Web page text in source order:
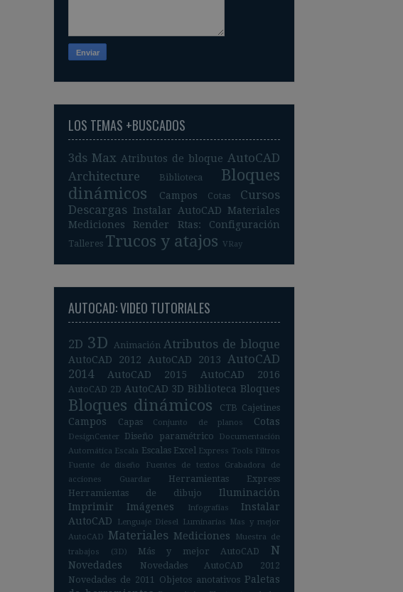
LOS TEMAS +BUSCADOS
3ds Max Atributos de bloque AutoCAD
Architecture
Biblioteca
Bloques
dinámicos
Campos Cotas
Cursos
Descargas Instalar AutoCAD
Materiales
Mediciones
Render Rtas: Configuración
Talleres Trucos y atajos VRay
AUTOCAD: VIDEO TUTORIALES
2D 3D Animación Atributos de bloque
AutoCAD 2012 AutoCAD 2013
AutoCAD
2014
AutoCAD 2015 AutoCAD 2016
AutoCAD 2D AutoCAD 3D Biblioteca Bloques
Bloques dinámicos CTB Cajetines
Campos Capas Conjunto de planos Cotas
DesignCenter Diseño paramétrico
Documentación
Automática Escala Escalas Excel Express Tools Filtros
Fuente de diseño
Fuentes de textos
Grabadora de
acciones
Guardar
Herramientas Express
Herramientas de dibujo
Iluminación
Imprimir
Imágenes Infografías
Instalar
AutoCAD
Lenguaje Diesel Luminarias Mas y mejor
AutoCAD Materiales Mediciones
Muestra de
trabajos (3D)
Más y mejor AutoCAD N
Novedades
Novedades AutoCAD 2012
Novedades de 2011
Objetos anotativos Paletas